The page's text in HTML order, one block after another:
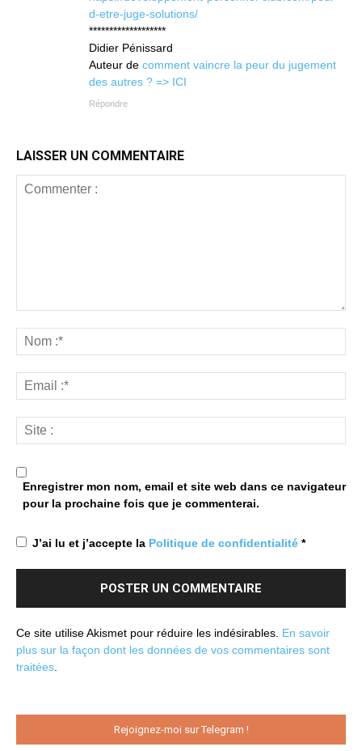
d-etre-juge-solutions/
*******************
Didier Pénissard
Auteur de comment vaincre la peur du jugement
des autres ? => ICI
Répondre
LAISSER UN COMMENTAIRE
Enregistrer mon nom, email et site web dans ce navigateur
pour la prochaine fois que je commenterai.
J’ai lu et j’accepte la Politique de confidentialité *
Ce site utilise Akismet pour réduire les indésirables. En savoir
plus sur la façon dont les données de vos commentaires sont
traitées
Rejoignez-moi sur Telegram !